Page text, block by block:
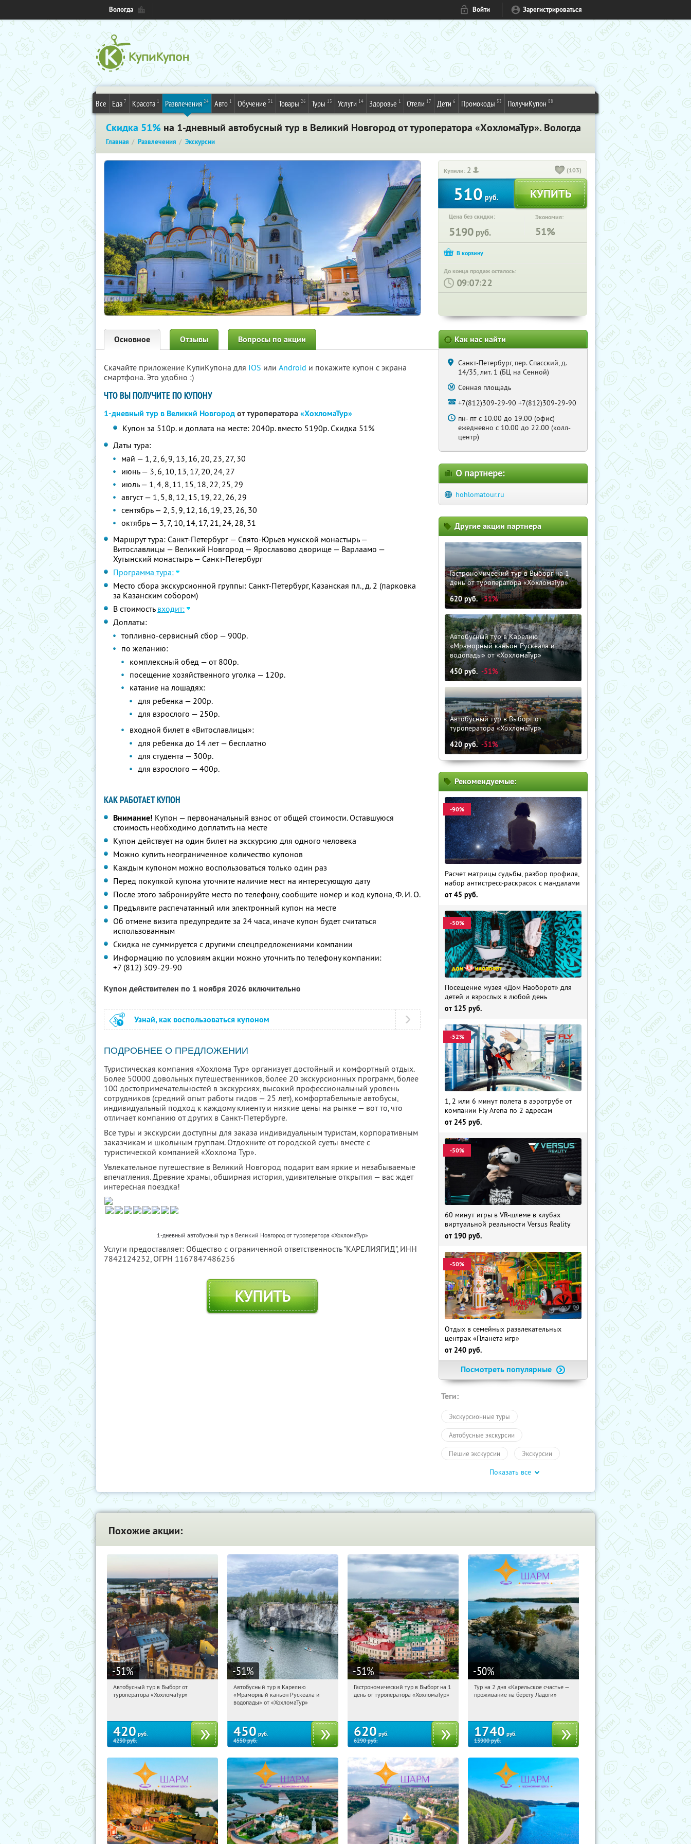
Вологда Войти Зарегистрироваться
Все Еда 7 Красота 1 Развлечения 24 Авто 1 Обучение 31 Товары 26 Туры 13 Услуги 14 Здоровье 1 Отели 17 Дети 6 Промокоды 53 ПолучиКупон 88
Скидка 51% на 1-дневный автобусный тур в Великий Новгород от туроператора «ХохломаТур». Вологда
Главная Развлечения Экскурсии
Купили: 2 (103)
510 руб.
Цена без скидки:
5190 руб.
Экономия:
51%
До конца продаж осталось:
: :
Основное Отзывы Вопросы по акции
Скачайте приложение КупиКупона для IOS или Android и покажите купон с экрана
смартфона. Это удобно :)
ЧТО ВЫ ПОЛУЧИТЕ ПО КУПОНУ
1-дневный тур в Великий Новгородот туроператора«ХохломаТур»
Купон за 510р. и доплата на месте: 2040р. вместо 5190р. Скидка 51%
Даты тура:
май — 1, 2, 6, 9, 13, 16, 20, 23, 27, 30
июнь — 3, 6, 10, 13, 17, 20, 24, 27
июль — 1, 4, 8, 11, 15, 18, 22, 25, 29
август — 1, 5, 8, 12, 15, 19, 22, 26, 29
сентябрь — 2, 5, 9, 12, 16, 19, 23, 26, 30
октябрь — 3, 7, 10, 14, 17, 21, 24, 28, 31
Маршрут тура: Санкт-Петербург — Свято-Юрьев мужской монастырь —
Витославлицы — Великий Новгород — Ярославово дворище — Варлаамо —
Хутынский монастырь — Санкт-Петербург
Программа тура:
Место сбора экскурсионной группы: Санкт-Петербург, Казанская пл., д. 2 (парковка
за Казанским собором)
В стоимость входит:
Доплаты:
топливно-сервисный сбор — 900р.
по желанию:
комплексный обед — от 800р.
посещение хозяйственного уголка — 120р.
катание на лошадях:
для ребенка — 200р.
для взрослого — 250р.
входной билет в «Витославлицы»:
для ребенка до 14 лет — бесплатно
для студента — 300р.
для взрослого — 400р.
КАК РАБОТАЕТ КУПОН
Внимание! Купон — первоначальный взнос от общей стоимости. Оставшуюся
стоимость необходимо доплатить на месте
Купон действует на один билет на экскурсию для одного человека
Можно купить неограниченное количество купонов
Каждым купоном можно воспользоваться только один раз
Перед покупкой купона уточните наличие мест на интересующую дату
После этого забронируйте место по телефону, сообщите номер и код купона,Ф. И. О.
Предъявите распечатанный или электронный купон на месте
Об отмене визита предупредите за 24 часа, иначе купон будет считаться
использованным
Скидка не суммируется с другими спецпредложениями компании
Информацию по условиям акции можно уточнить по телефону компании:
+7 (812) 309-29-90
Купон действителен по 1 ноября 2026 включительно
Узнай, как воспользоваться купоном
ПОДРОБНЕЕ О ПРЕДЛОЖЕНИИ
Туристическая компания «Хохлома Тур» организует достойный и комфортный отдых.
Более 50000 довольных путешественников, более 20 экскурсионных программ, более
100 достопримечательностей в экскурсиях, высокий профессиональный уровень
сотрудников (средний опыт работы гидов — 25 лет), комфортабельные автобусы,
индивидуальный подход к каждому клиенту и низкие цены на рынке — вот то, что
отличает компанию от других в Санкт-Петербурге.
Все туры и экскурсии доступны для заказа индивидуальным туристам, корпоративным
заказчикам и школьным группам. Отдохните от городской суеты вместе с
туристической компанией «Хохлома Тур».
Увлекательное путешествие в Великий Новгород подарит вам яркие и незабываемые
впечатления. Древние храмы, обширная история, удивительные открытия — вас ждет
интересная поездка!
1-дневный автобусный тур в Великий Новгород от туроператора «ХохломаТур»
Услуги предоставляет: Общество с ограниченной ответственность "КАРЕЛИЯГИД", ИНН
7842124232, ОГРН 1167847486256
КУПИТЬ
Как нас найти
Санкт-Петербург, пер. Спасский, д.
14/35, лит. 1 (БЦ на Сенной)
Сенная площадь
+7(812)309-29-90 +7(812)309-29-90
пн- пт с 10.00 до 19.00 (офис)
ежедневно с 10.00 до 22.00 (колл-
центр)
О партнере:
hohlomatour.ru
Другие акции партнера
Гастрономический тур в Выборг на 1
день от туроператора «ХохломаТур»
620руб. -51%
Автобусный тур в Карелию
«Мраморный каньон Рускеала и
водопады» от «ХохломаТур»
450руб. -51%
Автобусный тур в Выборг от
туроператора «ХохломаТур»
420руб. -51%
Рекомендуемые:
-90%
Расчет матрицы судьбы, разбор профиля,
набор антистресс-раскрасок с мандалами
от 45 руб.
-50%
Посещение музея «Дом Наоборот» для
детей и взрослых в любой день
от 125 руб.
-52%
1, 2 или 6 минут полета в аэротрубе от
компании Fly Arena по 2 адресам
от 245 руб.
-50%
60 минут игры в VR-шлеме в клубах
виртуальной реальности Versus Reality
от 190 руб.
-50%
Отдых в семейных развлекательных
центрах «Планета игр»
от 240 руб.
Посмотреть популярные
Теги:
Экскурсионные туры
Автобусные экскурсии
Пешие экскурсии Экскурсии
Другие города России
Развлечения
Показать все
Похожие акции:
-51%
12:00:28 Купили:
Автобусный тур в Выборг от
туроператора «ХохломаТур»
420 руб.
4230руб.
-51%
12:00:28 Купили:
Сенная площадь
Автобусный тур в Карелию
«Мраморный каньон Рускеала и
водопады» от «ХохломаТур»
450 руб.
4550руб.
-51%
12:00:28 Купили:5
Гастрономический тур в Выборг на 1
день от туроператора «ХохломаТур»
620 руб.
6290руб.
-50%
12:00:28 Купили:39
Тур на 2 дня «Карельское счастье —
проживание на берегу Ладоги»
1740 руб.
13900руб.